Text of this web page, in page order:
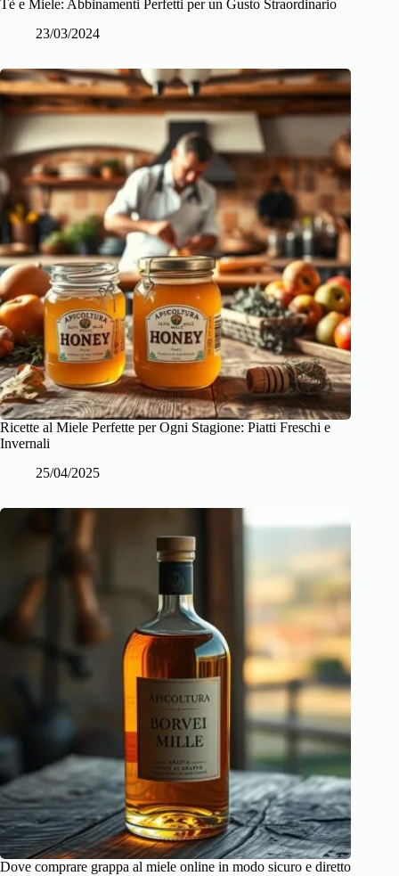
Tè e Miele: Abbinamenti Perfetti per un Gusto Straordinario
23/03/2024
Ricette al Miele Perfette per Ogni Stagione: Piatti Freschi e
Invernali
25/04/2025
Dove comprare grappa al miele online in modo sicuro e diretto